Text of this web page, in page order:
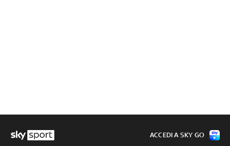
ACCEDI A SKY GO